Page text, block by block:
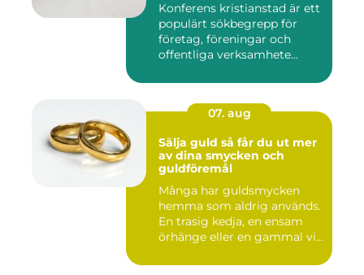
Konferens kristianstad är ett
populärt sökbegrepp för
företag, föreningar och
offentliga verksamhete...
07. aug
Sälja guld så får du ut mer
av dina smycken och
guldföremål
Många har guldsmycken
hemma som aldrig används.
En trasig kedja, en ensam
örhänge eller en gammal vi...